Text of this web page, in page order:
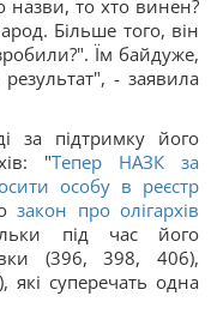
назви, то хто винен?
Більше того, він
Їм байдуже,
- заявила
за підтримку його
"Тепер НАЗК за
особу в реєстр
закон про олігархів
під час його
(396, 398, 406),
які суперечать одна